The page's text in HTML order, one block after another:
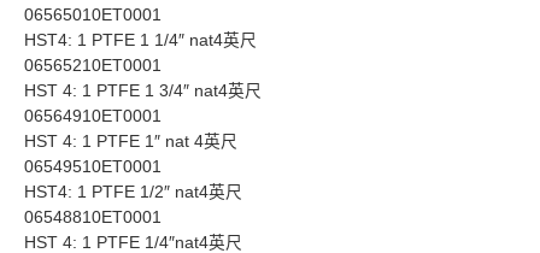
06565010ET0001
HST4: 1 PTFE 1 1/4″ nat4英尺
06565210ET0001
HST 4: 1 PTFE 1 3/4″ nat4英尺
06564910ET0001
HST 4: 1 PTFE 1″ nat 4英尺
06549510ET0001
HST4: 1 PTFE 1/2″ nat4英尺
06548810ET0001
HST 4: 1 PTFE 1/4″nat4英尺